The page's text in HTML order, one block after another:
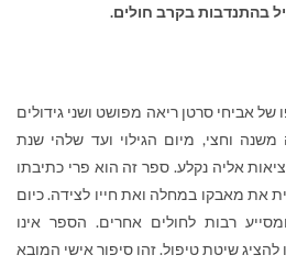
בהתנדבות בקרב חולים.
בגופו של אביחי סרטן ריאה מפושט ושני גידולים
וחצי, מיום הגילוי ועד שלהי שנת
אליה נקלע. ספר זה הוא פרי כתיבתו
את מאבקו במחלה ואת חייו לצידה. כיום
רבות לחולים אחרים. הספר אינו
להציג שיטת טיפול. זהו סיפור אישי המובא